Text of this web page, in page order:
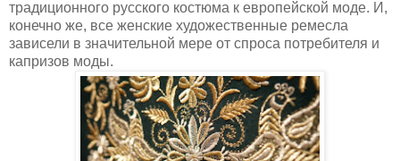
традиционного русского костюма к европейской моде. И,
конечно же, все женские художественные ремесла
зависели в значительной мере от спроса потребителя и
капризов моды.